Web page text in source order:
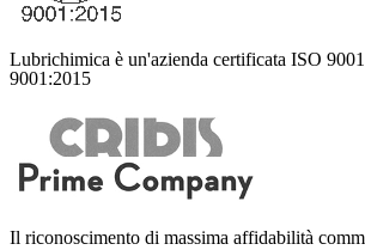
Lubrichimica è un'azienda certificata ISO
9001:2015
Il riconoscimento di massima affidabilità